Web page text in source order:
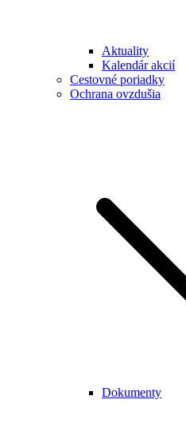
Aktuality
Kalendár akcií
Cestovné poriadky
Ochrana ovzdušia
Dokumenty